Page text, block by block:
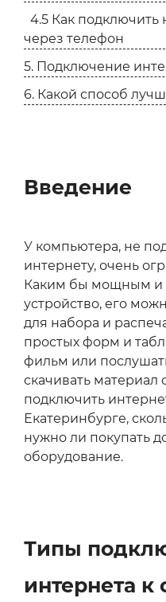
4.5 Как подключить
через телефон
5. Подключение
6. Какой способ
Введение
У компьютера, не
интернету, очень
Каким бы мощным
устройство, его
для набора и
простых форм и
фильм или
скачивать материал
подключить
Екатеринбурге,
нужно ли покупать
оборудование.
Типы
интернета к